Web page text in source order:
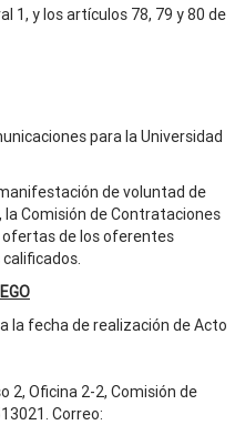
1, y los artículos 78, 79 y 80 de
para la Universidad
de voluntad de
Comisión de Contrataciones
ofertas de los oferentes
la fecha de realización de Acto
2, Oficina 2-2, Comisión de
Correo: